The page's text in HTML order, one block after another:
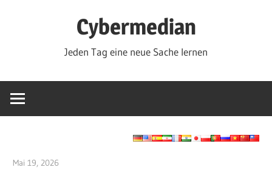
Cybermedian
Jeden Tag eine neue Sache lernen
Mai 19, 2026